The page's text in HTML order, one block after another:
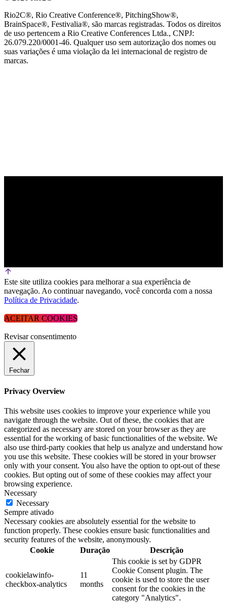
Rio2C®, Rio Creative Conference®, PitchingShow®,
BrainSpace®, Festivalia®, são marcas registradas. Todos os direitos
de uso pertencem a Rio Creative Conferences Ltda., CNPJ:
26.079.220/0001-46. Qualquer uso sem autorização dos nomes ou
suas variações é uma violação da lei internacional de registro de
marcas.
Este site utiliza cookies para melhorar a sua experiência de
navegação. Ao continuar navegando, você concorda com a nossa
Política de Privacidade.
ACEITAR COOKIES
Revisar consentimento
Fechar
Privacy Overview
This website uses cookies to improve your experience while you
navigate through the website. Out of these, the cookies that are
categorized as necessary are stored on your browser as they are
essential for the working of basic functionalities of the website. We
also use third-party cookies that help us analyze and understand how
you use this website. These cookies will be stored in your browser
only with your consent. You also have the option to opt-out of these
cookies. But opting out of some of these cookies may affect your
browsing experience.
Necessary
Necessary
Sempre ativado
Necessary cookies are absolutely essential for the website to
function properly. These cookies ensure basic functionalities and
security features of the website, anonymously.
Cookie
Duração Descrição
cookielawinfo-
checkbox-analytics
11
months
This cookie is set by GDPR
Cookie Consent plugin. The
cookie is used to store the user
consent for the cookies in the
category "Analytics".